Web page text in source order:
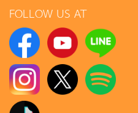
FOLLOW US AT